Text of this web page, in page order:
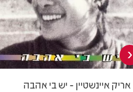
אריק איינשטיין - יש בי אהבה
‹